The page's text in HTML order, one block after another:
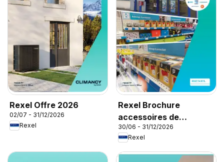
Rexel Offre 2026
02/07 - 31/12/2026
Rexel
Rexel Brochure
accessoires de
climatisation
30/06 - 31/12/2026
Rexel